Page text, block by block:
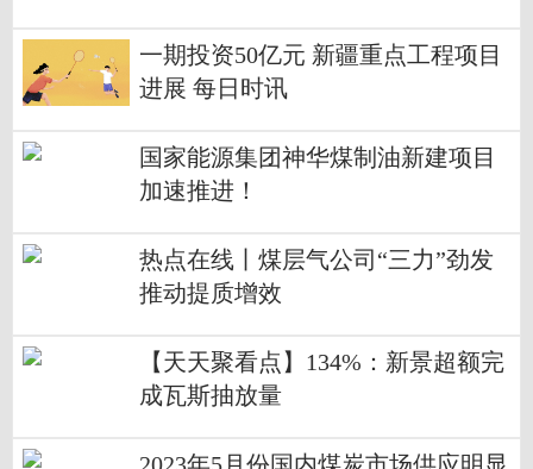
一期投资50亿元 新疆重点工程项目
进展 每日时讯
国家能源集团神华煤制油新建项目
加速推进！
热点在线丨煤层气公司“三力”劲发
推动提质增效
【天天聚看点】134%：新景超额完
成瓦斯抽放量